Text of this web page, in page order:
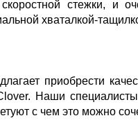
стежки, и
хваталкой-
приобрести
Наши
с чем это можно